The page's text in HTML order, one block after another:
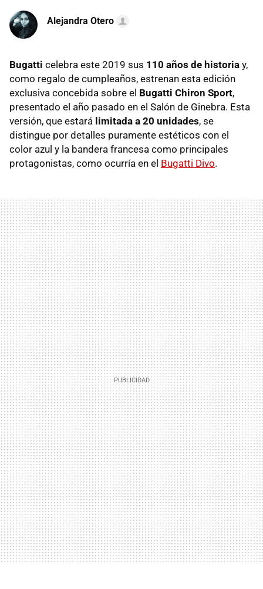
Alejandra Otero
Bugatti celebra este 2019 sus 110 años de historia y,
como regalo de cumpleaños, estrenan esta edición
exclusiva concebida sobre el Bugatti Chiron Sport,
presentado el año pasado en el Salón de Ginebra. Esta
versión, que estará limitada a 20 unidades, se
distingue por detalles puramente estéticos con el
color azul y la bandera francesa como principales
protagonistas, como ocurría en el Bugatti Divo.